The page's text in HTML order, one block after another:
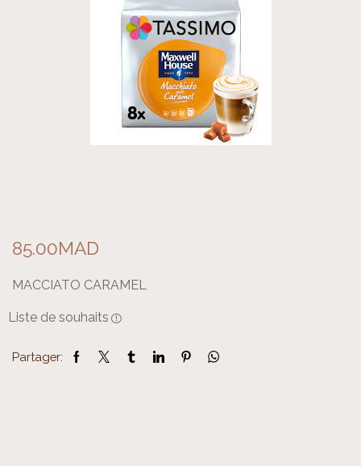
85.00MAD
MACCIATO CARAMEL
Liste de souhaits
Partager: